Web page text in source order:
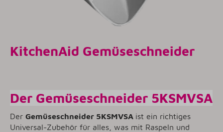
KitchenAid Gemüseschneider
Der Gemüseschneider 5KSMVSA
Der Gemüseschneider 5KSMVSA ist ein richtiges
Universal-Zubehör für alles, was mit Raspeln und